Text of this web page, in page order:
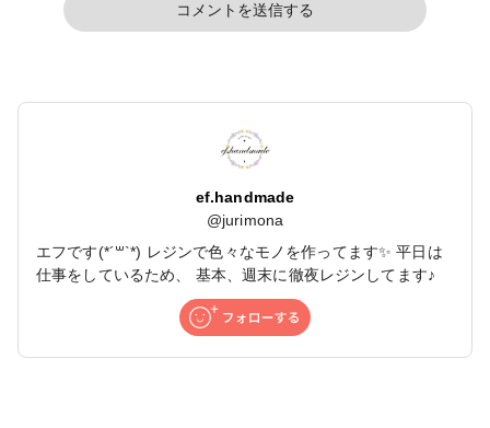
コメントを送信する
ef.handmade
@jurimona
エフです(*´꒳`*) レジンで色々なモノを作ってます✨ 平日は
仕事をしているため、 基本、週末に徹夜レジンしてます♪